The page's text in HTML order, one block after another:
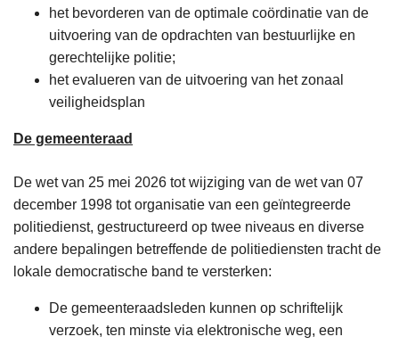
het bevorderen van de optimale coördinatie van de
uitvoering van de opdrachten van bestuurlijke en
gerechtelijke politie;
het evalueren van de uitvoering van het zonaal
veiligheidsplan
De gemeenteraad
De wet van 25 mei 2026 tot wijziging van de wet van 07
december 1998 tot organisatie van een geïntegreerde
politiedienst, gestructureerd op twee niveaus en diverse
andere bepalingen betreffende de politiediensten tracht de
lokale democratische band te versterken:
De gemeenteraadsleden kunnen op schriftelijk
verzoek, ten minste via elektronische weg, een